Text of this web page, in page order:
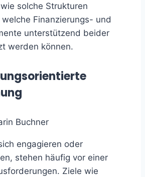
solche Strukturen
Finanzierungs- und
unterstützend beider
werden können.
Buchner
engagieren oder
stehen häufig vor einer
Ziele wie